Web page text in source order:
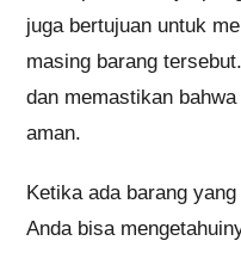
Kemudahan seperti ini
menjadi ringan.
3. Data Lebih Akurat
kemungkinan
Hal ini membuat